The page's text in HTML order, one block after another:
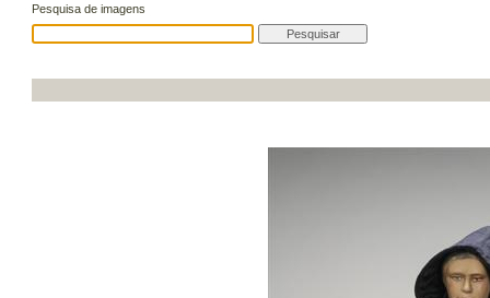
Pesquisa de imagens